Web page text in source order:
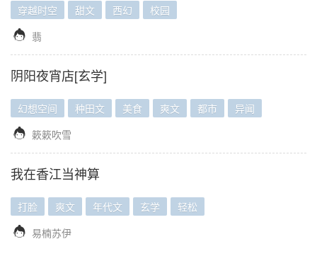
穿越时空 甜文 西幻 校园
 翡
阴阳夜宵店[玄学]
幻想空间 种田文 美食 爽文 都市 异闻
 簌簌吹雪
我在香江当神算
打脸 爽文 年代文 玄学 轻松
 易楠苏伊